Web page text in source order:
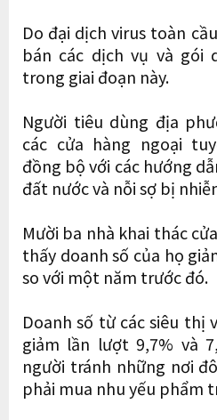
Do đại dịch virus toàn
bán các dịch vụ và gói
trong giai đoạn này.
Người tiêu dùng địa
các cửa hàng ngoại
đồng bộ với các hướng
đất nước và nỗi sợ bị
Mười ba nhà khai thác
thấy doanh số của họ
so với một năm trước đó.
Doanh số từ các siêu thị
giảm lần lượt 9,7% và
người tránh những nơi
phải mua nhu yếu phẩm